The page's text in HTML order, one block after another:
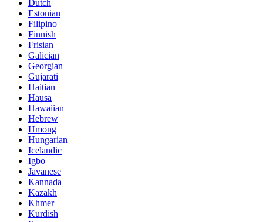
Dutch
Estonian
Filipino
Finnish
Frisian
Galician
Georgian
Gujarati
Haitian
Hausa
Hawaiian
Hebrew
Hmong
Hungarian
Icelandic
Igbo
Javanese
Kannada
Kazakh
Khmer
Kurdish